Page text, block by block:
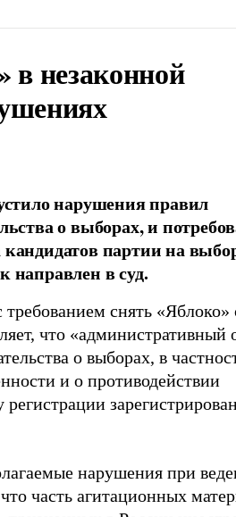
в незаконной
нарушения правил
о выборах, и
партии на
направлен в суд.
снять «Яблоко»
что «административный
о выборах, в
и о противодействии
нарушения при
часть агитационных